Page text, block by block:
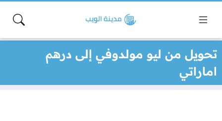
تحويل من ليو مولدوفي إلى درهم
اماراتي